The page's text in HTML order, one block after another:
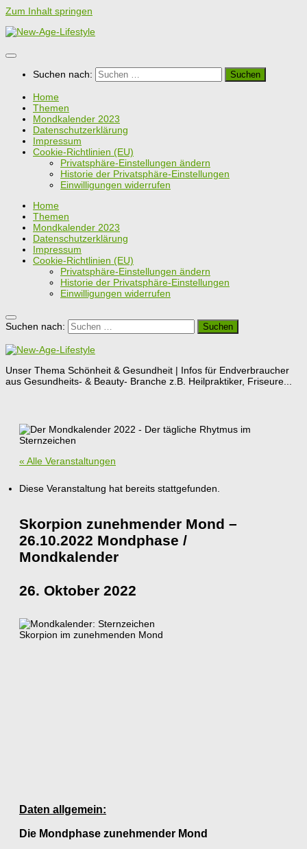
Zum Inhalt springen
Suchen nach:
Home
Themen
Mondkalender 2023
Datenschutzerklärung
Impressum
Cookie-Richtlinien (EU)
Privatsphäre-Einstellungen ändern
Historie der Privatsphäre-Einstellungen
Einwilligungen widerrufen
Home
Themen
Mondkalender 2023
Datenschutzerklärung
Impressum
Cookie-Richtlinien (EU)
Privatsphäre-Einstellungen ändern
Historie der Privatsphäre-Einstellungen
Einwilligungen widerrufen
Suchen nach:
Unser Thema Schönheit & Gesundheit | Infos für Endverbraucher
aus Gesundheits- & Beauty- Branche z.B. Heilpraktiker, Friseure...
« Alle Veranstaltungen
Diese Veranstaltung hat bereits stattgefunden.
Skorpion zunehmender Mond –
26.10.2022 Mondphase /
Mondkalender
26. Oktober 2022
Daten allgemein:
Die Mondphase zunehmender Mond